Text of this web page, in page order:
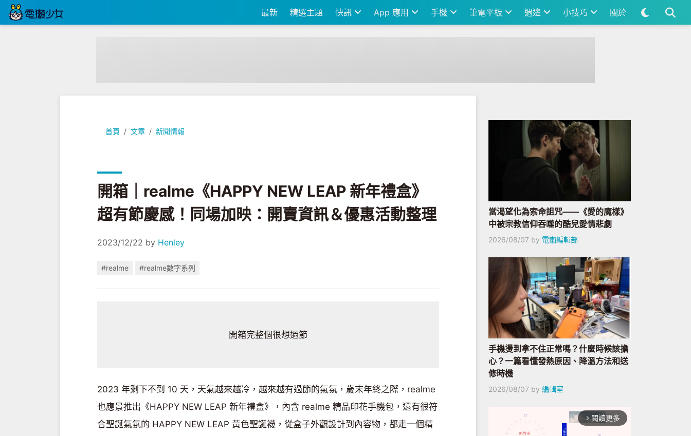
最新 精選主題 快訊 App 應用 手機 筆電平板 週邊 小技巧 關於
首頁 文章 新聞情報
開箱｜realme《HAPPY NEW LEAP 新年禮盒》超有節慶感！同場加映：開賣資訊＆優惠活動整理
開箱｜realme《HAPPY NEW LEAP 新年禮盒》
超有節慶感！同場加映：開賣資訊＆優惠活動整理
2023/12/22 by Henley
#realme #realme數字系列
開箱完整個很想過節
2023 年剩下不到 10 天，天氣越來越冷，越來越有過節的氣氛，歲末年終之際，realme
也應景推出《HAPPY NEW LEAP 新年禮盒》，內含 realme 精品印花手機包，還有很符
合聖誕氣氛的 HAPPY NEW LEAP 黃色聖誕襪，從盒子外觀設計到內容物，都走一個精
當渴望化為索命詛咒——《愛的魔樣》
中被宗教信仰吞噬的酷兒愛情悲劇
2026/08/07 by 電獺編輯部
手機燙到拿不住正常嗎？什麼時候該擔
心？一篇看懂發熱原因、降溫方法和送
修時機
2026/08/07 by 編輯室
arrow_forward_ios 閱讀更多